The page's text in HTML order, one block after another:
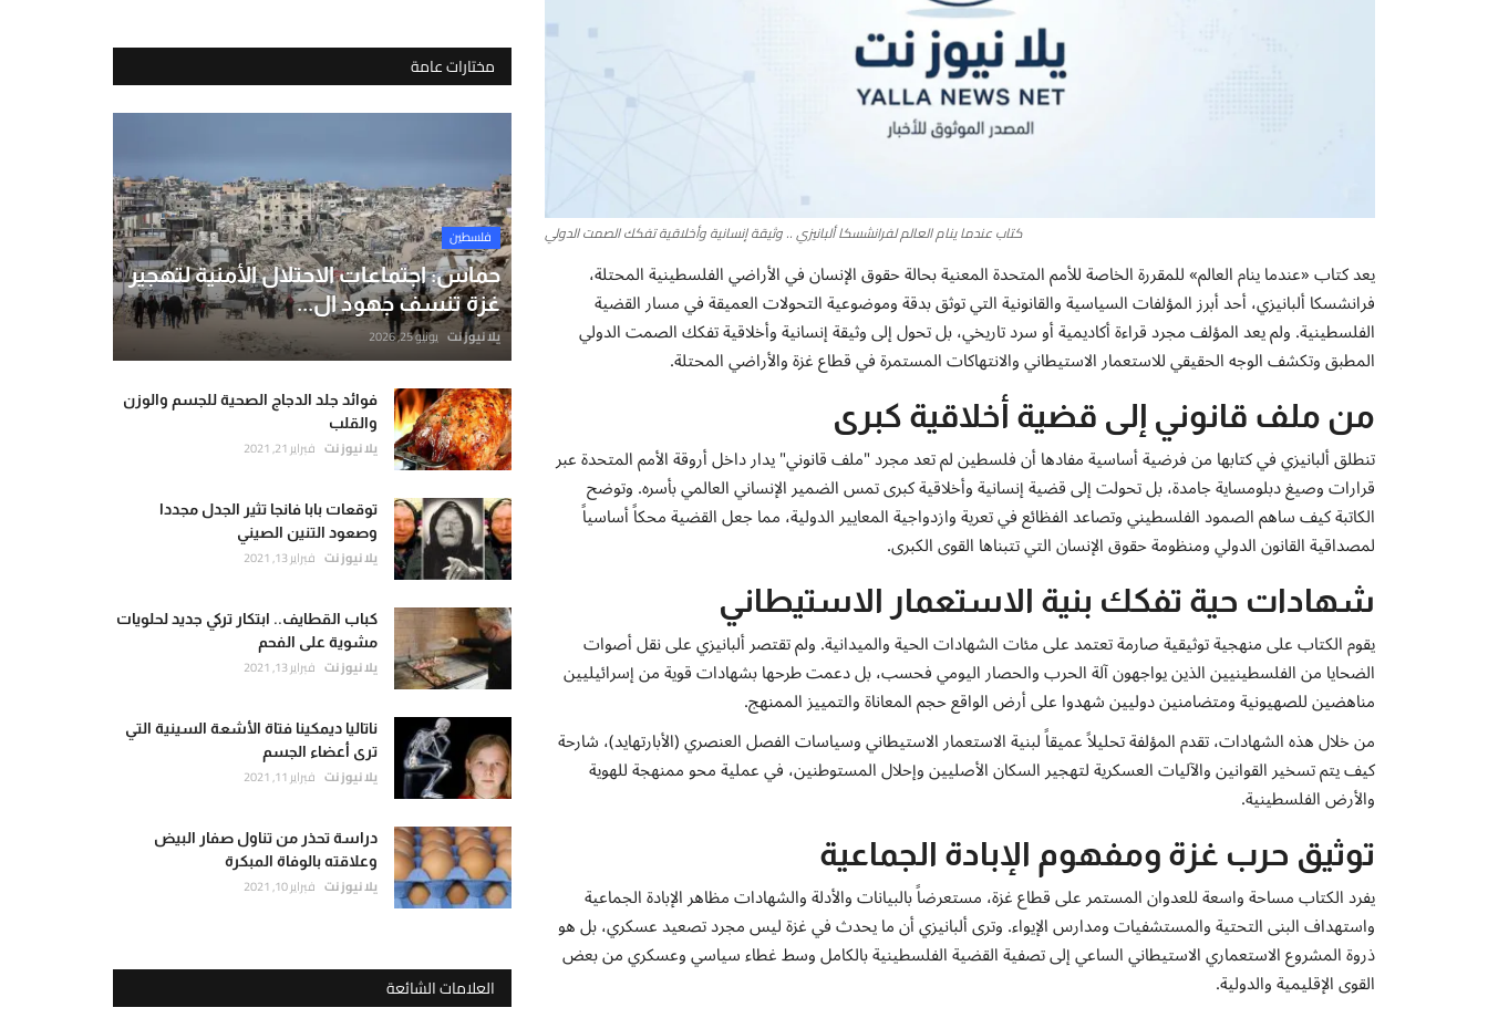
كتاب عندما ينام العالم لفرانشسكا ألبانيزي .. وثيقة إنسانية وأخلاقية تفكك الصمت الدولي
يعد كتاب «عندما ينام العالم» للمقررة الخاصة للأمم المتحدة المعنية بحالة حقوق الإنسان في الأراضي الفلسطينية المحتلة،
فرانشسكا ألبانيزي، أحد أبرز المؤلفات السياسية والقانونية التي توثق بدقة وموضوعية التحولات العميقة في مسار القضية
الفلسطينية. ولم يعد المؤلف مجرد قراءة أكاديمية أو سرد تاريخي، بل تحول إلى وثيقة إنسانية وأخلاقية تفكك الصمت الدولي
المطبق وتكشف الوجه الحقيقي للاستعمار الاستيطاني والانتهاكات المستمرة في قطاع غزة والأراضي المحتلة.
من ملف قانوني إلى قضية أخلاقية كبرى
تنطلق ألبانيزي في كتابها من فرضية أساسية مفادها أن فلسطين لم تعد مجرد "ملف قانوني" يدار داخل أروقة الأمم المتحدة عبر
قرارات وصيغ دبلومساية جامدة، بل تحولت إلى قضية إنسانية وأخلاقية كبرى تمس الضمير الإنساني العالمي بأسره. وتوضح
الكاتبة كيف ساهم الصمود الفلسطيني وتصاعد الفظائع في تعرية وازدواجية المعايير الدولية، مما جعل القضية محكاً أساسياً
لمصداقية القانون الدولي ومنظومة حقوق الإنسان التي تتبناها القوى الكبرى.
شهادات حية تفكك بنية الاستعمار الاستيطاني
يقوم الكتاب على منهجية توثيقية صارمة تعتمد على مئات الشهادات الحية والميدانية. ولم تقتصر ألبانيزي على نقل أصوات
الضحايا من الفلسطينيين الذين يواجهون آلة الحرب والحصار اليومي فحسب، بل دعمت طرحها بشهادات قوية من إسرائيليين
مناهضين للصهيونية ومتضامنين دوليين شهدوا على أرض الواقع حجم المعاناة والتمييز الممنهج.
من خلال هذه الشهادات، تقدم المؤلفة تحليلاً عميقاً لبنية الاستعمار الاستيطاني وسياسات الفصل العنصري (الأبارتهايد)، شارحة
كيف يتم تسخير القوانين والآليات العسكرية لتهجير السكان الأصليين وإحلال المستوطنين، في عملية محو ممنهجة للهوية
والأرض الفلسطينية.
توثيق حرب غزة ومفهوم الإبادة الجماعية
يفرد الكتاب مساحة واسعة للعدوان المستمر على قطاع غزة، مستعرضاً بالبيانات والأدلة والشهادات مظاهر الإبادة الجماعية
واستهداف البنى التحتية والمستشفيات ومدارس الإيواء. وترى ألبانيزي أن ما يحدث في غزة ليس مجرد تصعيد عسكري، بل هو
ذروة المشروع الاستعماري الاستيطاني الساعي إلى تصفية القضية الفلسطينية بالكامل وسط غطاء سياسي وعسكري من بعض
القوى الإقليمية والدولية.
مختارات عامة
فلسطين
حماس: اجتماعات الاحتلال الأمنية لتهجير
غزة تنسف جهود ال...
يلا نيوز نت يونيو 25, 2026
فوائد جلد الدجاج الصحية للجسم والوزن
والقلب
يلا نيوز نت فبراير 21, 2021
توقعات بابا فانجا تثير الجدل مجددا
وصعود التنين الصيني
يلا نيوز نت فبراير 13, 2021
كباب القطايف.. ابتكار تركي جديد لحلويات
مشوية على الفحم
يلا نيوز نت فبراير 13, 2021
ناتاليا ديمكينا فتاة الأشعة السينية التي
ترى أعضاء الجسم
يلا نيوز نت فبراير 11, 2021
دراسة تحذر من تناول صفار البيض
وعلاقته بالوفاة المبكرة
يلا نيوز نت فبراير 10, 2021
العلامات الشائعة